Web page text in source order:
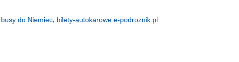
busy do Niemiec, bilety-autokarowe.e-podroznik.pl